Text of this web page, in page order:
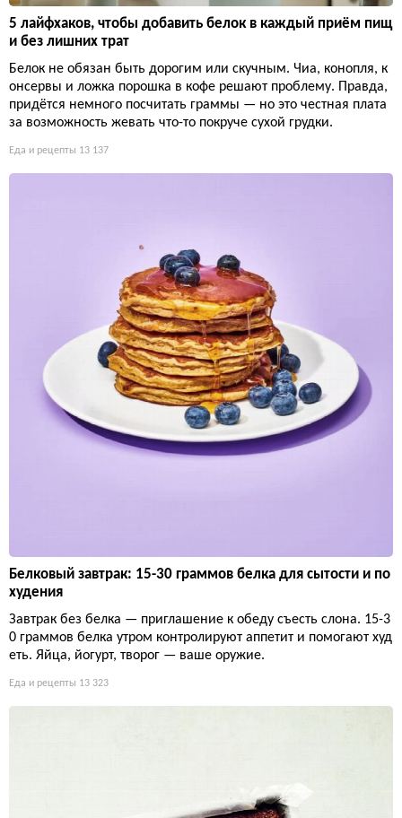
5 лайфхаков, чтобы добавить белок в каждый приём пищ
и без лишних трат
Белок не обязан быть дорогим или скучным. Чиа, конопля, к
онсервы и ложка порошка в кофе решают проблему. Правда,
придётся немного посчитать граммы — но это честная плата
за возможность жевать что-то покруче сухой грудки.
Еда и рецепты 13 137
Белковый завтрак: 15-30 граммов белка для сытости и по
худения
Завтрак без белка — приглашение к обеду съесть слона. 15-3
0 граммов белка утром контролируют аппетит и помогают худ
еть. Яйца, йогурт, творог — ваше оружие.
Еда и рецепты 13 323